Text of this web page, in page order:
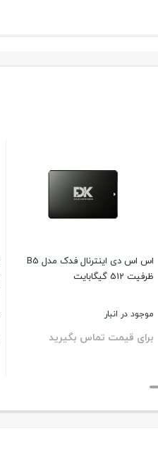
اس اس دی اینترنال فدک مدل B5
ظرفیت 512 گیگابایت
موجود در انبار
برای قیمت تماس بگیرید
بستن